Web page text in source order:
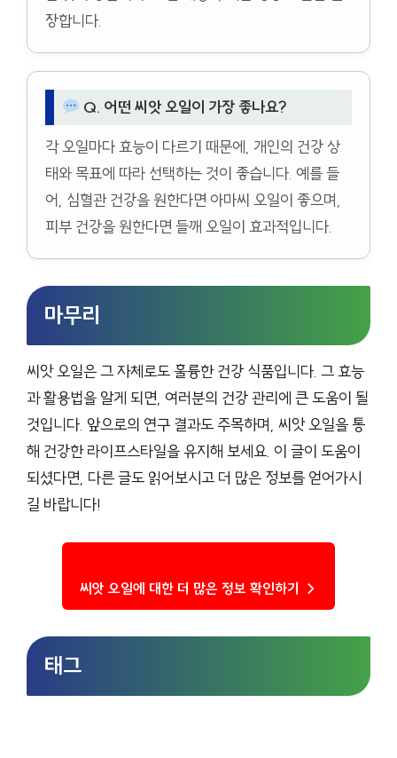
장합니다.
Q. 어떤 씨앗 오일이 가장 좋나요?
각 오일마다 효능이 다르기 때문에, 개인의 건강 상
태와 목표에 따라 선택하는 것이 좋습니다. 예를 들
어, 심혈관 건강을 원한다면 아마씨 오일이 좋으며,
피부 건강을 원한다면 들깨 오일이 효과적입니다.
마무리
씨앗 오일은 그 자체로도 훌륭한 건강 식품입니다. 그 효능
과 활용법을 알게 되면, 여러분의 건강 관리에 큰 도움이 될
것입니다. 앞으로의 연구 결과도 주목하며, 씨앗 오일을 통
해 건강한 라이프스타일을 유지해 보세요. 이 글이 도움이
되셨다면, 다른 글도 읽어보시고 더 많은 정보를 얻어가시
길 바랍니다!
씨앗 오일에 대한 더 많은 정보 확인하기 →
태그